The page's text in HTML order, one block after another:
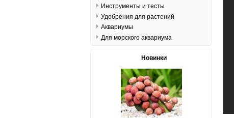
Инструменты и тесты
Удобрения для растений
Аквариумы
Для морского аквариума
Новинки